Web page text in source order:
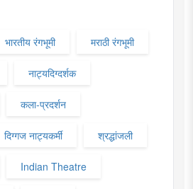
भारतीय रंगभूमी मराठी रंगभूमी
नाट्यदिग्दर्शक
कला-प्रदर्शन
दिग्गज नाट्यकर्मी श्रद्धांजली
Indian Theatre